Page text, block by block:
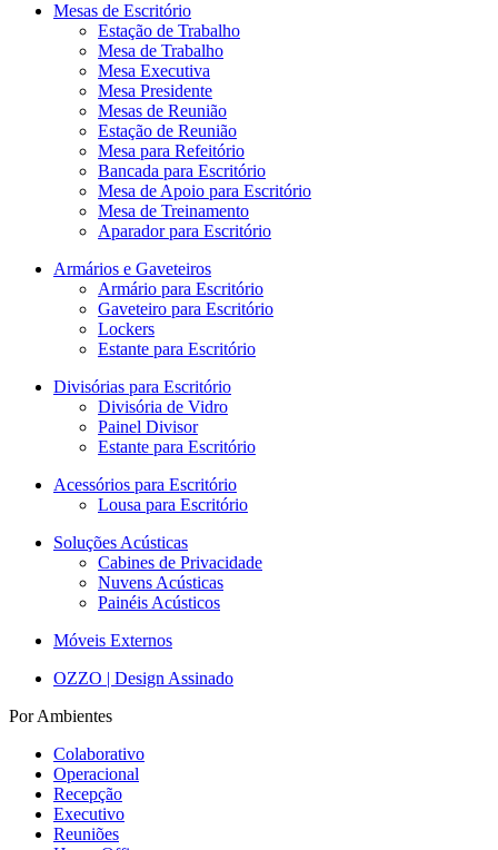
Mesas de Escritório
Estação de Trabalho
Mesa de Trabalho
Mesa Executiva
Mesa Presidente
Mesas de Reunião
Estação de Reunião
Mesa para Refeitório
Bancada para Escritório
Mesa de Apoio para Escritório
Mesa de Treinamento
Aparador para Escritório
Armários e Gaveteiros
Armário para Escritório
Gaveteiro para Escritório
Lockers
Estante para Escritório
Divisórias para Escritório
Divisória de Vidro
Painel Divisor
Estante para Escritório
Acessórios para Escritório
Lousa para Escritório
Soluções Acústicas
Cabines de Privacidade
Nuvens Acústicas
Painéis Acústicos
Móveis Externos
OZZO | Design Assinado
Por Ambientes
Colaborativo
Operacional
Recepção
Executivo
Reuniões